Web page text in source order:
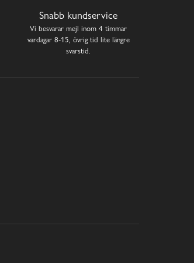
Snabb kundservice
Vi besvarar mejl inom 4 timmar
vardagar 8-15, övrig tid lite längre
svarstid.